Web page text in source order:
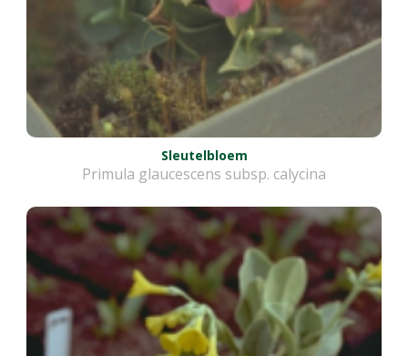
Sleutelbloem
Primula glaucescens subsp. calycina